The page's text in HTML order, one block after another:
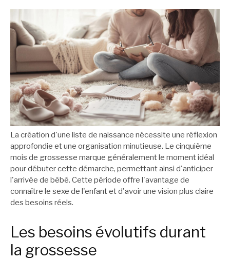
La création d'une liste de naissance nécessite une réflexion
approfondie et une organisation minutieuse. Le cinquième
mois de grossesse marque généralement le moment idéal
pour débuter cette démarche, permettant ainsi d'anticiper
l'arrivée de bébé. Cette période offre l'avantage de
connaître le sexe de l'enfant et d'avoir une vision plus claire
des besoins réels.
Les besoins évolutifs durant
la grossesse